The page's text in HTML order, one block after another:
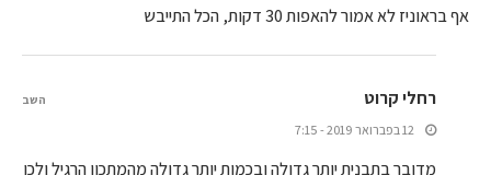
אף בראוניז לא אמור להאפות 30 דקות, הכל התייבש
רחלי קרוט
12 בפברואר 2019 - 7:15
מדובר בתבנית יותר גדולה ובכמות יותר גדולה מהמתכון הרגיל ולכן
השב